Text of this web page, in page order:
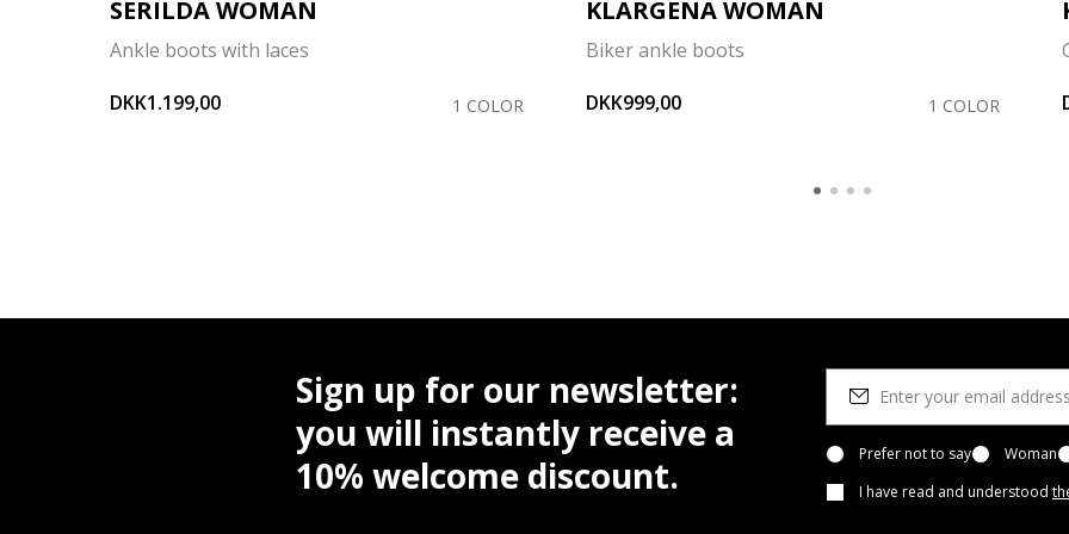
SERILDA WOMAN
Ankle boots with laces
DKK1.199,00
1 COLOR
KLARGENA WOMAN
Biker ankle boots
DKK999,00
1 COLOR
Sign up for our newsletter:
you will instantly receive a
10% welcome discount.
Prefer not to say Woman
I have read and understood